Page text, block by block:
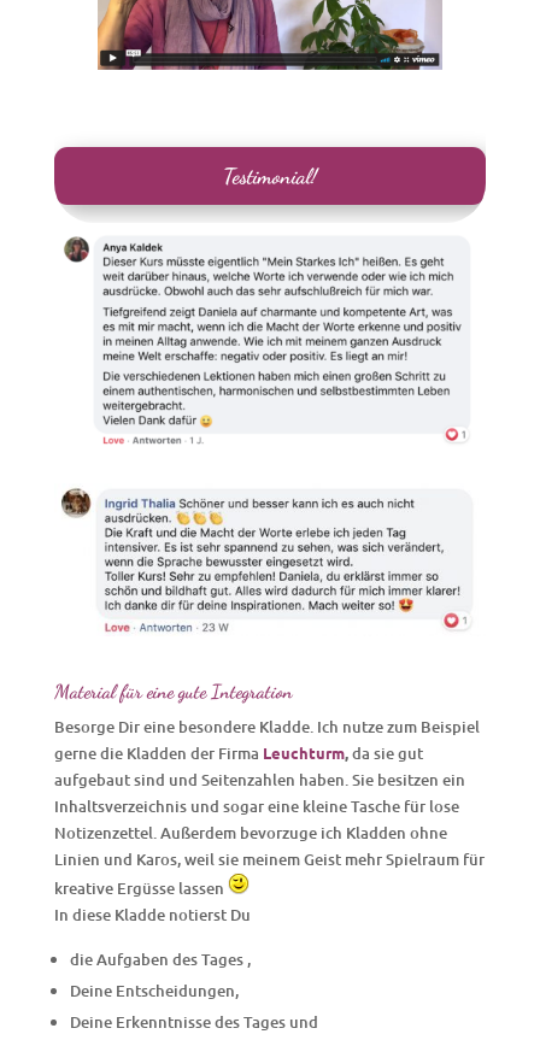
Testimonial!
Material für eine gute Integration
Besorge Dir eine besondere Kladde. Ich nutze zum Beispiel
gerne die Kladden der Firma Leuchturm,da sie gut
aufgebaut sind und Seitenzahlen haben. Sie besitzen ein
Inhaltsverzeichnis und sogar eine kleine Tasche für lose
Notizenzettel. Außerdem bevorzuge ich Kladden ohne
Linien und Karos, weil sie meinem Geist mehr Spielraum für
kreative Ergüsse lassen
In diese Kladde notierst Du
die Aufgaben des Tages ,
Deine Entscheidungen,
Deine Erkenntnisse des Tages und